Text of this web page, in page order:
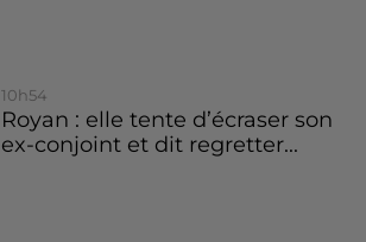
10h54
Royan : elle tente d’écraser son
ex-conjoint et dit regretter...